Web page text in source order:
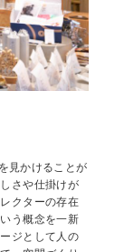
見かけることが
さや仕掛けが
クターの存在
う概念を一新
ジとして人の